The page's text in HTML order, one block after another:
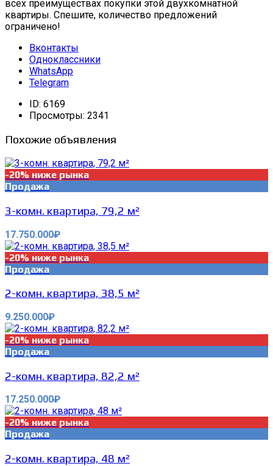
всех преимуществах покупки этой двухкомнатной
квартиры. Спешите, количество предложений
ограничено!
Вконтакты
Одноклассники
WhatsApp
Telegram
ID: 6169
Просмотры: 2341
Похожие объявления
-20% ниже рынка
Продажа
3-комн. квартира, 79,2 м²
17.750.000₽
-20% ниже рынка
Продажа
2-комн. квартира, 38,5 м²
9.250.000₽
-20% ниже рынка
Продажа
2-комн. квартира, 82,2 м²
17.250.000₽
-20% ниже рынка
Продажа
2-комн. квартира, 48 м²